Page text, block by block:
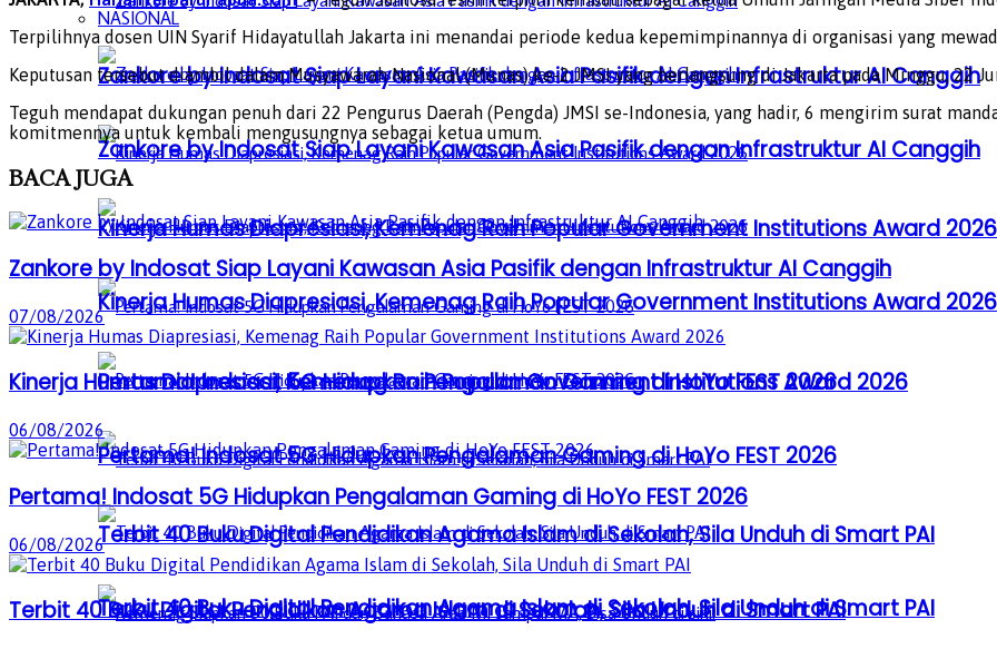
Zankore by Indosat Siap Layani Kawasan Asia Pasifik dengan Infrastruktur AI Canggih
Kinerja Humas Diapresiasi, Kemenag Raih Popular Government Institutions Award 2026
Pertama! Indosat 5G Hidupkan Pengalaman Gaming di HoYo FEST 2026
Terbit 40 Buku Digital Pendidikan Agama Islam di Sekolah, Sila Unduh di Smart PAI
NASIONAL
Zankore by Indosat Siap Layani Kawasan Asia Pasifik dengan Infrastruktur AI Canggih
Kinerja Humas Diapresiasi, Kemenag Raih Popular Government Institutions Award 2026
Pertama! Indosat 5G Hidupkan Pengalaman Gaming di HoYo FEST 2026
Terbit 40 Buku Digital Pendidikan Agama Islam di Sekolah, Sila Unduh di Smart PAI
Terpilihnya dosen UIN Syarif Hidayatullah Jakarta ini menandai periode kedua kepemimpinannya di organisasi yang
Keputusan tersebut diambil dalam Musyawarah Nasional (Munas) ke-2 JMSI yang berlangsung di Jakarta pada Minggu, 22
Teguh mendapat dukungan penuh dari 22 Pengurus Daerah (Pengda) JMSI se-Indonesia, yang hadir, 6 mengirim surat
komitmennya untuk kembali mengusungnya sebagai ketua umum.
BACAJUGA
Zankore by Indosat Siap Layani Kawasan Asia Pasifik dengan Infrastruktur AI Canggih
07/08/2026
Kinerja Humas Diapresiasi, Kemenag Raih Popular Government Institutions Award 2026
06/08/2026
Pertama! Indosat 5G Hidupkan Pengalaman Gaming di HoYo FEST 2026
06/08/2026
Terbit 40 Buku Digital Pendidikan Agama Islam di Sekolah, Sila Unduh di Smart PAI